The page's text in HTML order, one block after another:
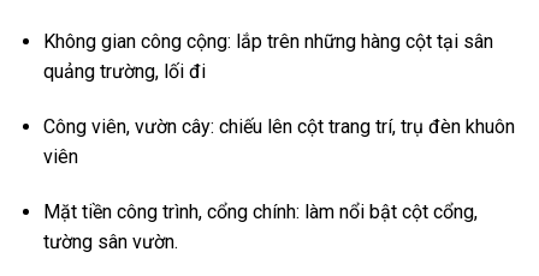
Không gian công cộng: lắp trên những hàng cột tại sân
quảng trường, lối đi
Công viên, vườn cây: chiếu lên cột trang trí, trụ đèn khuôn
viên
Mặt tiền công trình, cổng chính: làm nổi bật cột cổng,
tường sân vườn.